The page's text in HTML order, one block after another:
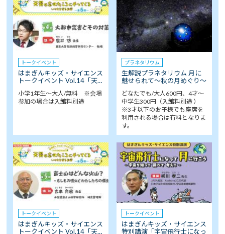
トークイベント
はまぎんキッズ・サイエンス
トークイベント Vol.14「天…
小学1年生～大人/無料 ※会場
参加の場合は入館料別途
プラネタリウム
生解説プラネタリウム 月に
魅せられて～秋の月めぐり～
どなたでも/大人600円、4才～
中学生300円（入館料別途 ）
※3才以下のお子様でも座席を
利用される場合は有料となりま
す。
トークイベント
はまぎんキッズ・サイエンス
トークイベント Vol.14「天…
トークイベント
はまぎんキッズ・サイエンス
特別講演「宇宙飛行士になっ